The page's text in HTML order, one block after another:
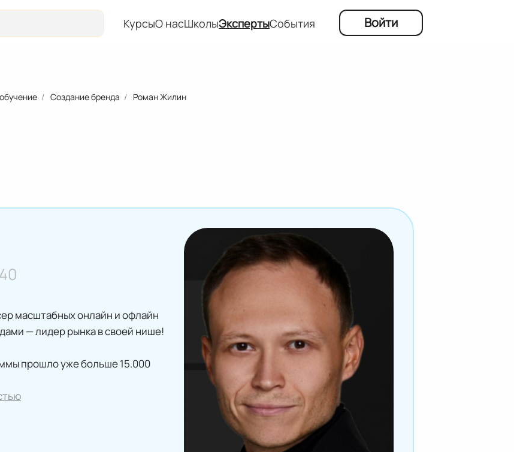
КурсыО насШколыЭкспертыСобытия Войти
О нас
Создание бренда Роман Жилин
масштабных онлайн и офлайн
— лидер рынка в своей нише!
прошло уже больше 15.000